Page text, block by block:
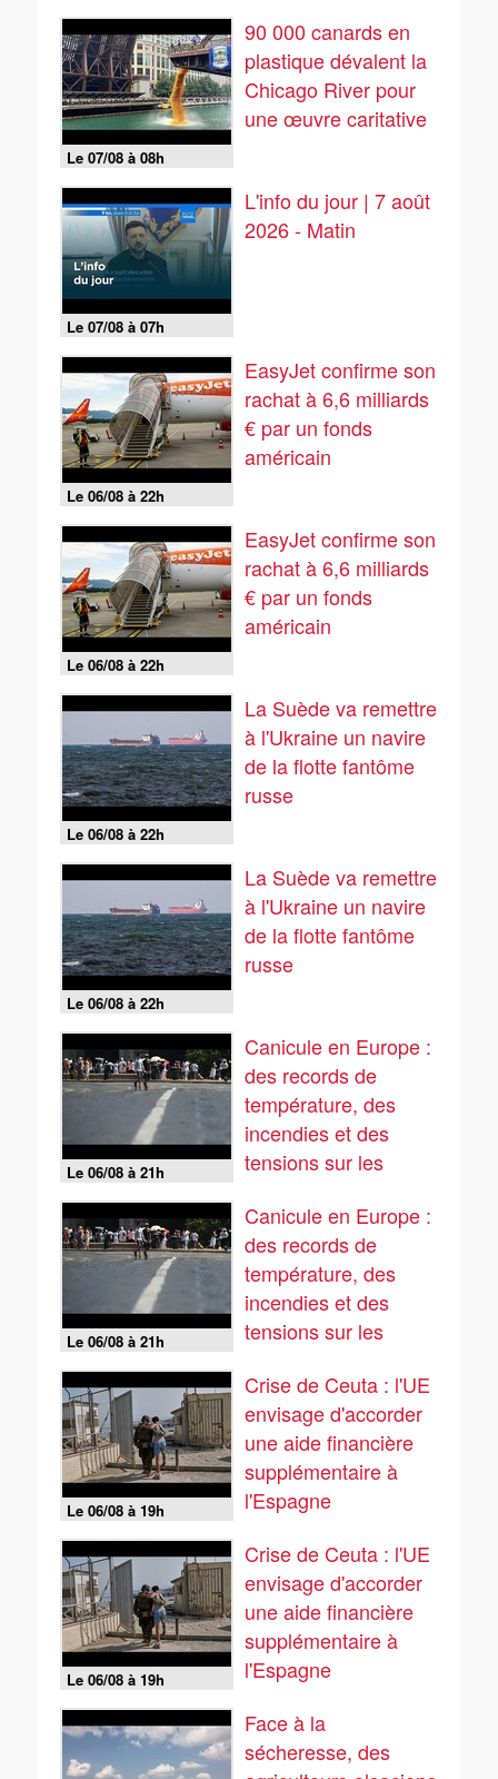
Le 07/08 à 08h
90 000 canards en
plastique dévalent la
Chicago River pour
une œuvre caritative
Le 07/08 à 07h
L'info du jour | 7 août
2026 - Matin
Le 06/08 à 22h
EasyJet confirme son
rachat à 6,6 milliards
€ par un fonds
américain
Le 06/08 à 22h
EasyJet confirme son
rachat à 6,6 milliards
€ par un fonds
américain
Le 06/08 à 22h
La Suède va remettre
à l'Ukraine un navire
de la flotte fantôme
russe
Le 06/08 à 22h
La Suède va remettre
à l'Ukraine un navire
de la flotte fantôme
russe
Le 06/08 à 21h
Canicule en Europe :
des records de
température, des
incendies et des
tensions sur les
Le 06/08 à 21h
Canicule en Europe :
des records de
température, des
incendies et des
tensions sur les
Le 06/08 à 19h
Crise de Ceuta : l'UE
envisage d'accorder
une aide financière
supplémentaire à
l'Espagne
Le 06/08 à 19h
Crise de Ceuta : l'UE
envisage d'accorder
une aide financière
supplémentaire à
l'Espagne
Face à la
sécheresse, des